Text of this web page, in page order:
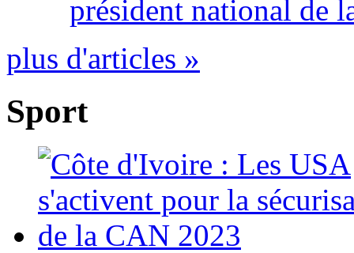
président national de
plus d'articles »
Sport